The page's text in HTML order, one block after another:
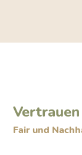
Fair und